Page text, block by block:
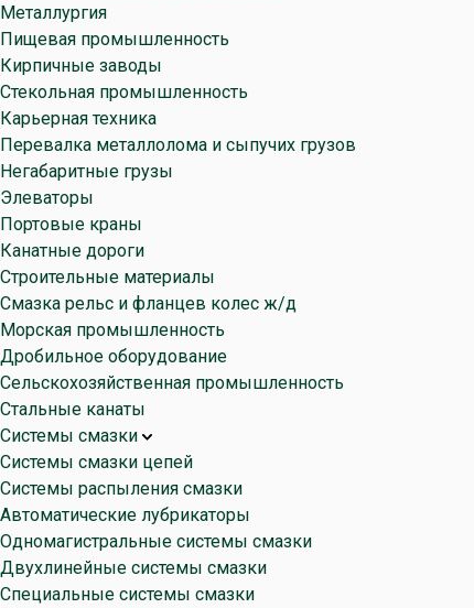
Металлургия
Пищевая промышленность
Кирпичные заводы
Стекольная промышленность
Карьерная техника
Перевалка металлолома и сыпучих грузов
Негабаритные грузы
Элеваторы
Портовые краны
Канатные дороги
Строительные материалы
Смазка рельс и фланцев колес ж/д
Морская промышленность
Дробильное оборудование
Сельскохозяйственная промышленность
Стальные канаты
Системы смазки
Системы смазки цепей
Системы распыления смазки
Автоматические лубрикаторы
Одномагистральные системы смазки
Двухлинейные системы смазки
Специальные системы смазки